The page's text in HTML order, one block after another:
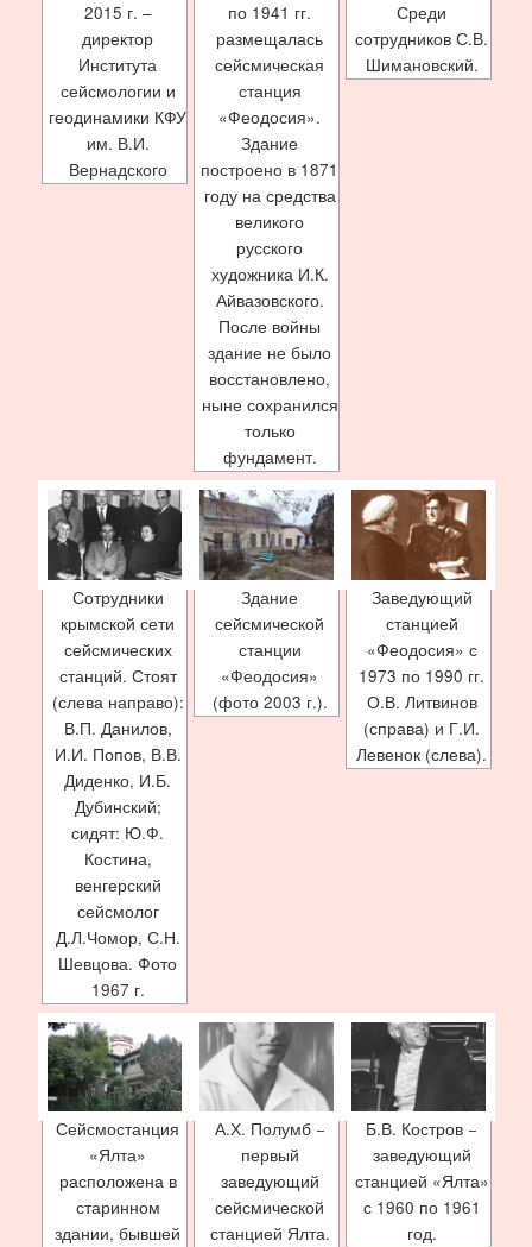
2015 г. –
директор
Института
сейсмологии и
геодинамики КФУ
им. В.И.
Вернадского
по 1941 гг.
размещалась
сейсмическая
станция
«Феодосия».
Здание
построено в 1871
году на средства
великого
русского
художника И.К.
Айвазовского.
После войны
здание не было
восстановлено,
ныне сохранился
только
фундамент.
Среди
сотрудников С.В.
Шимановский.
Сотрудники
крымской сети
сейсмических
станций. Стоят
(слева направо):
В.П. Данилов,
И.И. Попов, В.В.
Диденко, И.Б.
Дубинский;
сидят: Ю.Ф.
Костина,
венгерский
сейсмолог
Д.Л.Чомор, С.Н.
Шевцова. Фото
1967 г.
Здание
сейсмической
станции
«Феодосия»
(фото 2003 г.).
Заведующий
станцией
«Феодосия» с
1973 по 1990 гг.
О.В. Литвинов
(справа) и Г.И.
Левенок (слева).
Сейсмостанция
«Ялта»
расположена в
старинном
здании, бывшей
А.Х. Полумб −
первый
заведующий
сейсмической
станцией Ялта.
Б.В. Костров −
заведующий
станцией «Ялта»
с 1960 по 1961
год.